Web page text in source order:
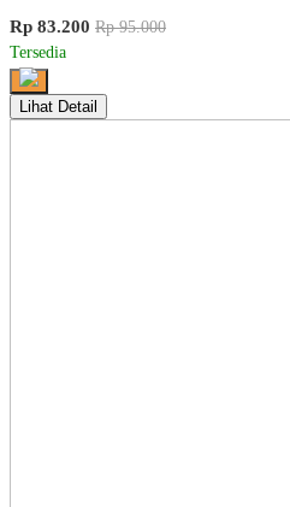
Rp 83.200 Rp 95.000
Tersedia
Lihat Detail